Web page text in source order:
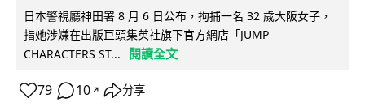
日本警視廳神田署 8 月 6 日公布，拘捕一名 32 歲大阪女子，
指她涉嫌在出版巨頭集英社旗下官方網店「JUMP
CHARACTERS ST...
閱讀全文
79 10 ↗ 分享